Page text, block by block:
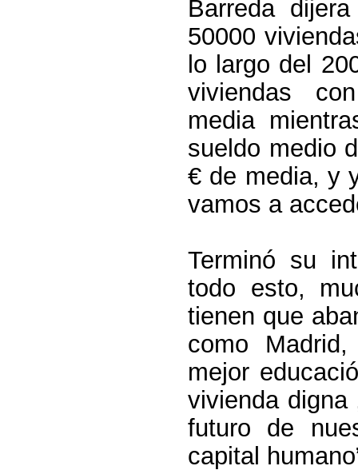
Barreda
50000
lo largo del
viviendas
media
sueldo medio
€ de media, y
vamos a
Terminó su
todo esto,
tienen que
como
mejor
vivienda digna
futuro de
capital